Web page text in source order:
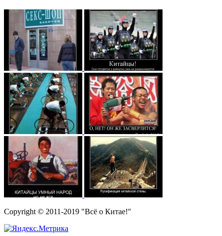
Copyright © 2011-2019 "Всё о Китае!"